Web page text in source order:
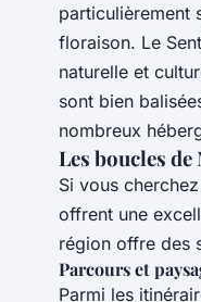
particulièrement
floraison. Le
naturelle et
sont bien
nombreux
Les boucles
Si vous
offrent une
région offre des
Parcours et
Parmi les